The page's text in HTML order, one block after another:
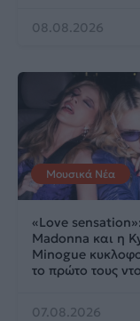
08.08.2026
Μουσικά Νέα
«Love
Madonna και η
Minogue
το πρώτο τους
07.08.2026